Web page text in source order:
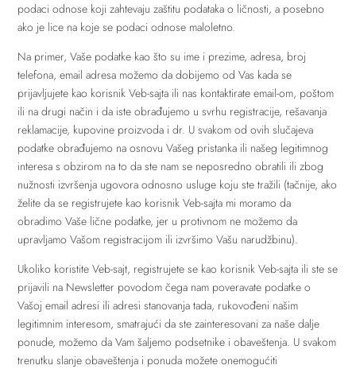
podaci odnose koji zahtevaju zaštitu podataka o ličnosti, a posebno
ako je lice na koje se podaci odnose maloletno.
Na primer, Vaše podatke kao što su ime i prezime, adresa, broj
telefona, email adresa možemo da dobijemo od Vas kada se
prijavljujete kao korisnik Veb-sajta ili nas kontaktirate email-om, poštom
ili na drugi način i da iste obrađujemo u svrhu registracije, rešavanja
reklamacije, kupovine proizvoda i dr. U svakom od ovih slučajeva
podatke obrađujemo na osnovu Vašeg pristanka ili našeg legitimnog
interesa s obzirom na to da ste nam se neposredno obratili ili zbog
nužnosti izvršenja ugovora odnosno usluge koju ste tražili (tačnije, ako
želite da se registrujete kao korisnik Veb-sajta mi moramo da
obradimo Vaše lične podatke, jer u protivnom ne možemo da
upravljamo Vašom registracijom ili izvršimo Vašu narudžbinu).
Ukoliko koristite Veb-sajt, registrujete se kao korisnik Veb-sajta ili ste se
prijavili na Newsletter povodom čega nam poveravate podatke o
Vašoj email adresi ili adresi stanovanja tada, rukovođeni našim
legitimnim interesom, smatrajući da ste zainteresovani za naše dalje
ponude, možemo da Vam šaljemo podsetnike i obaveštenja. U svakom
trenutku slanje obaveštenja i ponuda možete onemogućiti